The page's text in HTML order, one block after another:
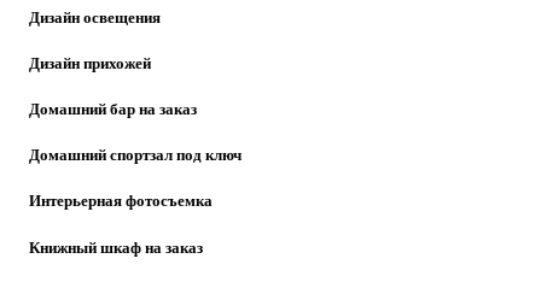
Дизайн освещения
Дизайн прихожей
Домашний бар на заказ
Домашний спортзал под ключ
Интерьерная фотосъемка
Книжный шкаф на заказ